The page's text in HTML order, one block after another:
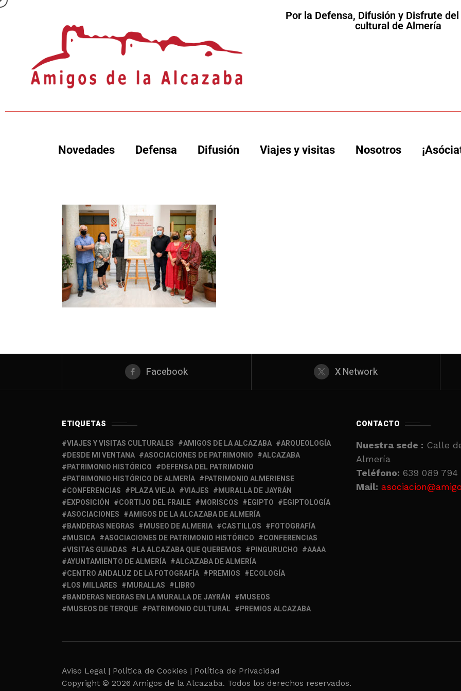
Por la Defensa, Difusión y Disfrute
cultural de Almería
Novedades Defensa Difusión Viajes y visitas Nosotros
Facebook X Network
ETIQUETAS
VIAJES Y VISITAS CULTURALES
AMIGOS DE LA ALCAZABA
ARQUEOLOGÍA
DESDE MI VENTANA
ASOCIACIONES DE PATRIMONIO
ALCAZABA
PATRIMONIO HISTÓRICO
DEFENSA DEL PATRIMONIO
PATRIMONIO HISTÓRICO DE ALMERÍA
PATRIMONIO ALMERIENSE
CONFERENCIAS
PLAZA VIEJA VIAJES
MURALLA DE JAYRÁN
EXPOSICIÓN
CORTIJO DEL FRAILE MORISCOS EGIPTO
EGIPTOLOGÍA
ASOCIACIONES
AMIGOS DE LA ALCAZABA DE ALMERÍA
BANDERAS NEGRAS
MUSEO DE ALMERIA CASTILLOS
FOTOGRAFÍA
MUSICA
ASOCIACIONES DE PATRIMONIO HISTÓRICO
CONFERENCIAS
VISITAS GUIADAS
LA ALCAZABA QUE QUEREMOS PINGURUCHO
AAAA
AYUNTAMIENTO DE ALMERÍA
ALCAZABA DE ALMERÍA
CENTRO ANDALUZ DE LA FOTOGRAFÍA
PREMIOS
ECOLOGÍA
LOS MILLARES
MURALLAS
LIBRO
BANDERAS NEGRAS EN LA MURALLA DE JAYRÁN
MUSEOS
MUSEOS DE TERQUE
PATRIMONIO CULTURAL PREMIOS ALCAZABA
CONTACTO
Nuestra sede : Calle
Almería
Teléfono: 639 089
Mail:
Aviso Legal | Política de Cookies | Política de Privacidad
Copyright © 2026 Amigos de la Alcazaba. Todos los derechos reservados.